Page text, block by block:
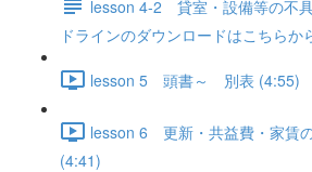
lesson 4-2 貸室・設備等の不
ドラインのダウンロードはこちらか
lesson 5 頭書～ 別表 (4:55)
lesson 6 更新・共益費・家賃
(4:41)